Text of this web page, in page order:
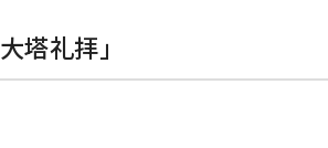
塔礼拝」